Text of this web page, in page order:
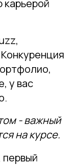
карьерой
у вас
- важный
на курсе.